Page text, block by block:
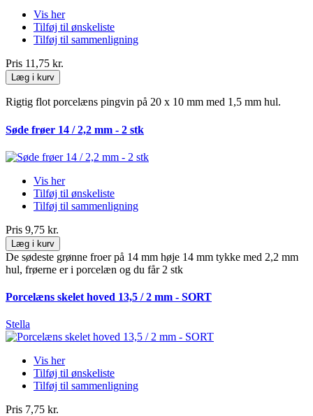
Vis her
Tilføj til ønskeliste
Tilføj til sammenligning
Pris 11,75 kr.
Læg i kurv
Rigtig flot porcelæns pingvin på 20 x 10 mm med 1,5 mm hul.
Søde frøer 14 / 2,2 mm - 2 stk
Vis her
Tilføj til ønskeliste
Tilføj til sammenligning
Pris 9,75 kr.
Læg i kurv
De sødeste grønne froer på 14 mm høje 14 mm tykke med 2,2 mm
hul, frøerne er i porcelæn og du får 2 stk
Porcelæns skelet hoved 13,5 / 2 mm - SORT
Stella
Vis her
Tilføj til ønskeliste
Tilføj til sammenligning
Pris 7,75 kr.